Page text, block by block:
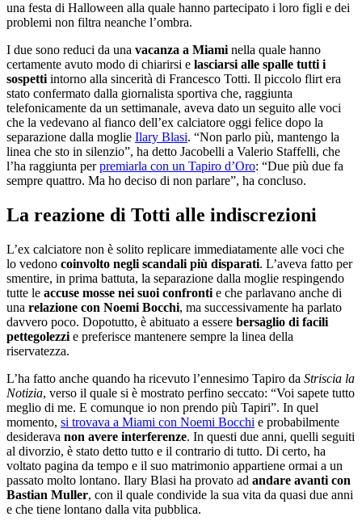
una festa di Halloween alla quale hanno partecipato i loro figli e dei
problemi non filtra neanche l’ombra.
I due sono reduci da una vacanza a Miami nella quale hanno
certamente avuto modo di chiarirsi e lasciarsi alle spalle tutti i
sospetti intorno alla sincerità di Francesco Totti. Il piccolo flirt era
stato confermato dalla giornalista sportiva che, raggiunta
telefonicamente da un settimanale, aveva dato un seguito alle voci
che la vedevano al fianco dell’ex calciatore oggi felice dopo la
separazione dalla moglie Ilary Blasi. “Non parlo più, mantengo la
linea che sto in silenzio”, ha detto Jacobelli a Valerio Staffelli, che
l’ha raggiunta perpremiarla con un Tapiro d’Oro: “Due più due fa
sempre quattro. Ma ho deciso di non parlare”, ha concluso.
La reazione di Totti alle indiscrezioni
L’ex calciatore non è solito replicare immediatamente alle voci che
lo vedono coinvolto negli scandali più disparati. L’aveva fatto per
smentire, in prima battuta, la separazione dalla moglie respingendo
tutte le accuse mosse nei suoi confronti e che parlavano anche di
una relazione con Noemi Bocchi, ma successivamente ha parlato
davvero poco. Dopotutto, è abituato a essere bersaglio di facili
pettegolezzi e preferisce mantenere sempre la linea della
riservatezza.
L’ha fatto anche quando ha ricevuto l’ennesimo Tapiro da Striscia la
Notizia, verso il quale si è mostrato perfino seccato: “Voi sapete tutto
meglio di me. E comunque io non prendo più Tapiri”. In quel
momento, si trovava a Miami con Noemi Bocchi e probabilmente
desiderava non avere interferenze. In questi due anni, quelli seguiti
al divorzio, è stato detto tutto e il contrario di tutto. Di certo, ha
voltato pagina da tempo e il suo matrimonio appartiene ormai a un
passato molto lontano. Ilary Blasi ha provato ad andare avanti con
Bastian Muller, con il quale condivide la sua vita da quasi due anni
e che tiene lontano dalla vita pubblica.